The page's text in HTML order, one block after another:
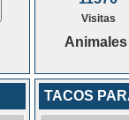
Visitas
TACOS